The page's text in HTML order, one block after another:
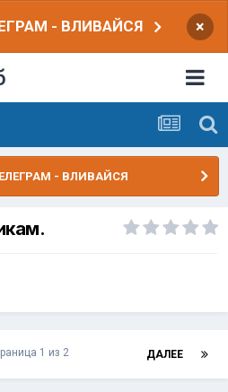
- ВЛИВАЙСЯ ×
- ВЛИВАЙСЯ
ДАЛЕЕ
1 из 2